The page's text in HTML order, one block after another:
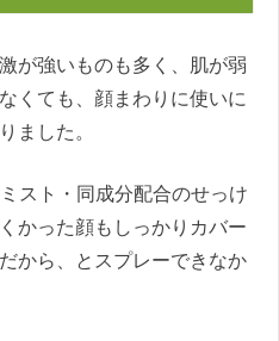
が強いものも多く、肌が弱
くても、顔まわりに使いに
ました。
スト・同成分配合のせっけ
かった顔もしっかりカバー
から、とスプレーできなか